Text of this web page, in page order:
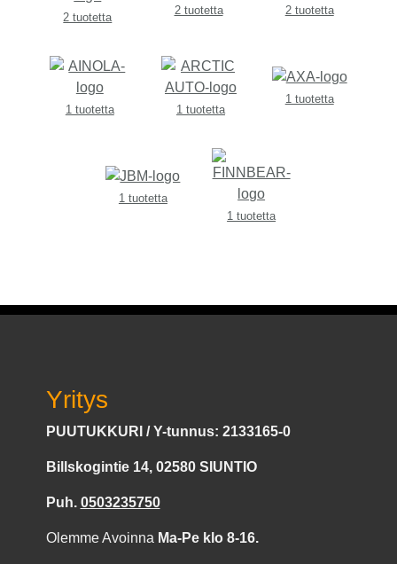
2 tuotetta
2 tuotetta 2 tuotetta
1 tuotetta 1 tuotetta
1 tuotetta
1 tuotetta
1 tuotetta
Yritys
PUUTUKKURI / Y-tunnus: 2133165-0
Billskogintie 14, 02580 SIUNTIO
Puh. 0503235750
Olemme Avoinna Ma-Pe klo 8-16.